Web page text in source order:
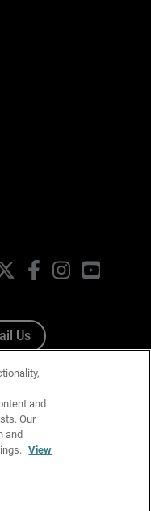
FacebookInstagramYouTube
Us
and
Our
and
View